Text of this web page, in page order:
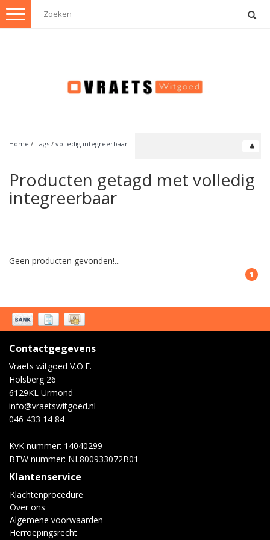
Toggle
navigation
Home / Tags / volledig integreerbaar
Producten getagd met volledig
integreerbaar
Geen producten gevonden!...
1
Contactgegevens
Vraets witgoed V.O.F.
Holsberg 26
6129KL Urmond
info@vraetswitgoed.nl
046 433 14 84
KvK nummer: 14040299
BTW nummer: NL800933072B01
Klantenservice
Klachtenprocedure
Over ons
Algemene voorwaarden
Herroepingsrecht